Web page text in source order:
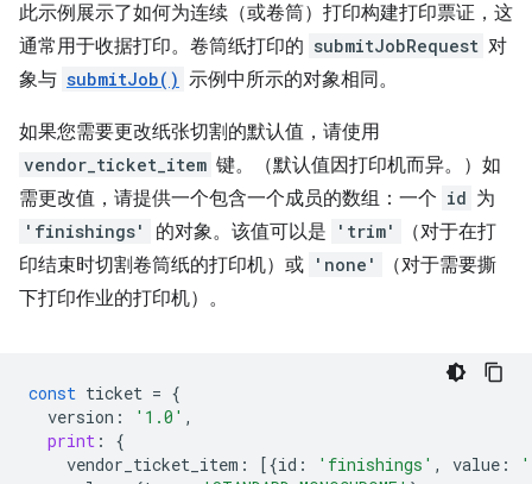
此示例展示了如何为连续（或卷筒）打印构建打印票证，这
通常用于收据打印。卷筒纸打印的 submitJobRequest 对
象与 submitJob() 示例中所示的对象相同。
如果您需要更改纸张切割的默认值，请使用
vendor_ticket_item 键。（默认值因打印机而异。）如
需更改值，请提供一个包含一个成员的数组：一个 id 为
'finishings' 的对象。该值可以是 'trim'
（对于在打
印结束时切割卷筒纸的打印机）或 'none'
（对于需要撕
下打印作业的打印机）。
const ticket = {
version : '1.0' ,
print :
{
vendor_ticket_item : [{id : 'finishings' , value :